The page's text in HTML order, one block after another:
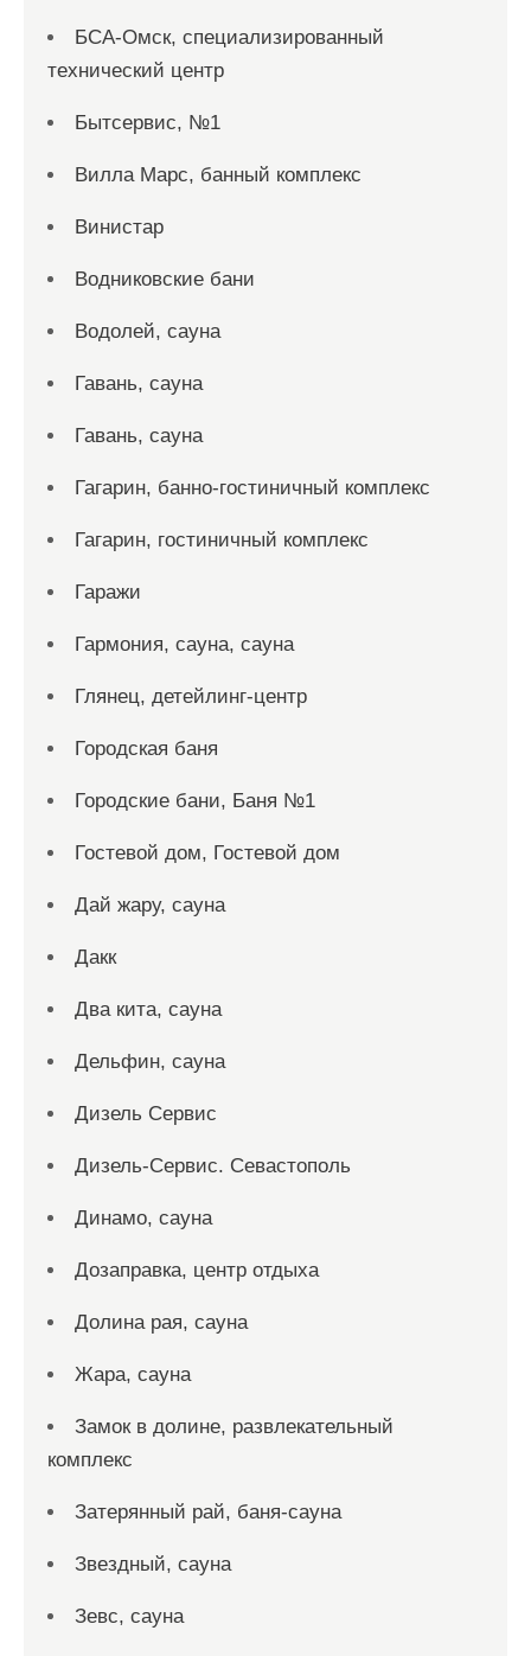
БСА-Омск, специализированный
технический центр
Бытсервис, №1
Вилла Марс, банный комплекс
Винистар
Водниковские бани
Водолей, сауна
Гавань, сауна
Гавань, сауна
Гагарин, банно-гостиничный комплекс
Гагарин, гостиничный комплекс
Гаражи
Гармония, сауна, сауна
Глянец, детейлинг-центр
Городская баня
Городские бани, Баня №1
Гостевой дом, Гостевой дом
Дай жару, сауна
Дакк
Два кита, сауна
Дельфин, сауна
Дизель Сервис
Дизель-Сервис. Севастополь
Динамо, сауна
Дозаправка, центр отдыха
Долина рая, сауна
Жара, сауна
Замок в долине, развлекательный
комплекс
Затерянный рай, баня-сауна
Звездный, сауна
Зевс, сауна